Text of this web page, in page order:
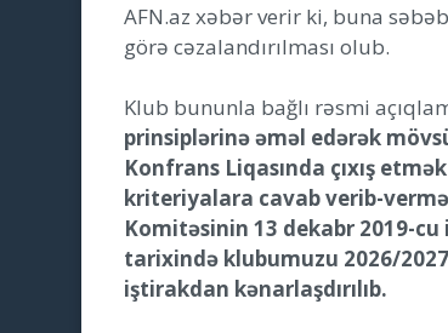
AFN.az xəbər verir ki, buna
görə cəzalandırılması olub.
Klub bununla bağlı rəsmi
prinsiplərinə əməl edərək
Konfrans Liqasında çıxış
kriteriyalara cavab verib-
Komitəsinin 13 dekabr 2019-cu
tarixində klubumuzu 2026/
iştirakdan kənarlaşdırılıb.